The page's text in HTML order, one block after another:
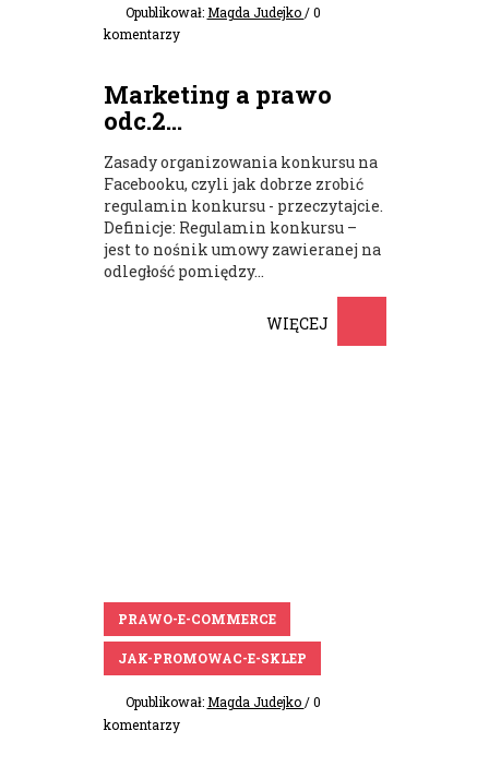
Opublikował:Magda Judejko/ 0
komentarzy
Marketing a prawo
odc.2...
Zasady organizowania konkursu na
Facebooku, czyli jak dobrze zrobić
regulamin konkursu - przeczytajcie.
Definicje: Regulamin konkursu –
jest to nośnik umowy zawieranej na
odległość pomiędzy...
WIĘCEJ
PRAWO-E-COMMERCE
JAK-PROMOWAC-E-SKLEP
Opublikował:Magda Judejko/ 0
komentarzy